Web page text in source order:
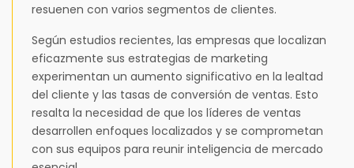
resuenen con varios segmentos de clientes.
Según estudios recientes, las empresas que localizan
eficazmente sus estrategias de marketing
experimentan un aumento significativo en la lealtad
del cliente y las tasas de conversión de ventas. Esto
resalta la necesidad de que los líderes de ventas
desarrollen enfoques localizados y se comprometan
con sus equipos para reunir inteligencia de mercado